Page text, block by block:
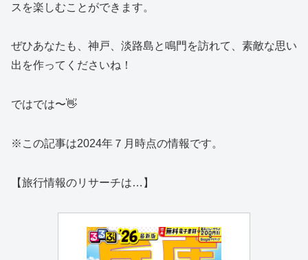
スを楽しむことができます。
ぜひあなたも、神戸、淡路島と鳴門を訪れて、素敵な思い
出を作ってくださいね！
ではでは〜👋
※この記事は2024年７月時点の情報です。
【旅行情報のリサーチは…】